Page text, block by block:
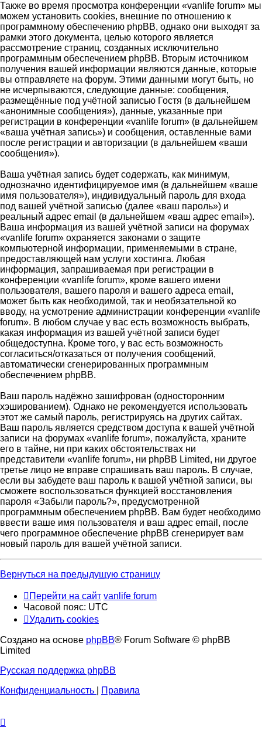
Также во время просмотра конференции «vanlife forum» мы
можем установить cookies, внешние по отношению к
программному обеспечению phpBB, однако они выходят за
рамки этого документа, целью которого является
рассмотрение страниц, созданных исключительно
программным обеспечением phpBB. Вторым источником
получения вашей информации являются данные, которые
вы отправляете на форум. Этими данными могут быть, но
не исчерпываются, следующие данные: сообщения,
размещённые под учётной записью Гостя (в дальнейшем
«анонимные сообщения»), данные, указанные при
регистрации в конференции «vanlife forum» (в дальнейшем
«ваша учётная запись») и сообщения, оставленные вами
после регистрации и авторизации (в дальнейшем «ваши
сообщения»).
Ваша учётная запись будет содержать, как минимум,
однозначно идентифицируемое имя (в дальнейшем «ваше
имя пользователя»), индивидуальный пароль для входа
под вашей учётной записью (далее «ваш пароль») и
реальный адрес email (в дальнейшем «ваш адрес email»).
Ваша информация из вашей учётной записи на форумах
«vanlife forum» охраняется законами о защите
компьютерной информации, применяемыми в стране,
предоставляющей нам услуги хостинга. Любая
информация, запрашиваемая при регистрации в
конференции «vanlife forum», кроме вашего имени
пользователя, вашего пароля и вашего адреса email,
может быть как необходимой, так и необязательной ко
вводу, на усмотрение администрации конференции «vanlife
forum». В любом случае у вас есть возможность выбрать,
какая информация из вашей учётной записи будет
общедоступна. Кроме того, у вас есть возможность
согласиться/отказаться от получения сообщений,
автоматически сгенерированных программным
обеспечением phpBB.
Ваш пароль надёжно зашифрован (односторонним
хэшированием). Однако не рекомендуется использовать
этот же самый пароль, регистрируясь на других сайтах.
Ваш пароль является средством доступа к вашей учётной
записи на форумах «vanlife forum», пожалуйста, храните
его в тайне, ни при каких обстоятельствах ни
представители «vanlife forum», ни phpBB Limited, ни другое
третье лицо не вправе спрашивать ваш пароль. В случае,
если вы забудете ваш пароль к вашей учётной записи, вы
сможете воспользоваться функцией восстановления
пароля «Забыли пароль?», предусмотренной
программным обеспечением phpBB. Вам будет необходимо
ввести ваше имя пользователя и ваш адрес email, после
чего программное обеспечение phpBB сгенерирует вам
новый пароль для вашей учётной записи.
Вернуться на предыдущую страницу
Перейти на сайт vanlife forum
Часовой пояс: UTC
Удалить cookies
Создано на основе phpBB® Forum Software © phpBB
Limited
Русская поддержка phpBB
Конфиденциальность
Правила